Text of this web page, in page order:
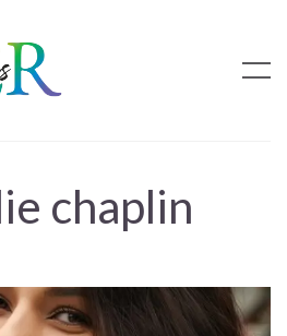
chaplin